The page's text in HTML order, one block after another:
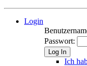
Login
Passwort:
Log In
Ich